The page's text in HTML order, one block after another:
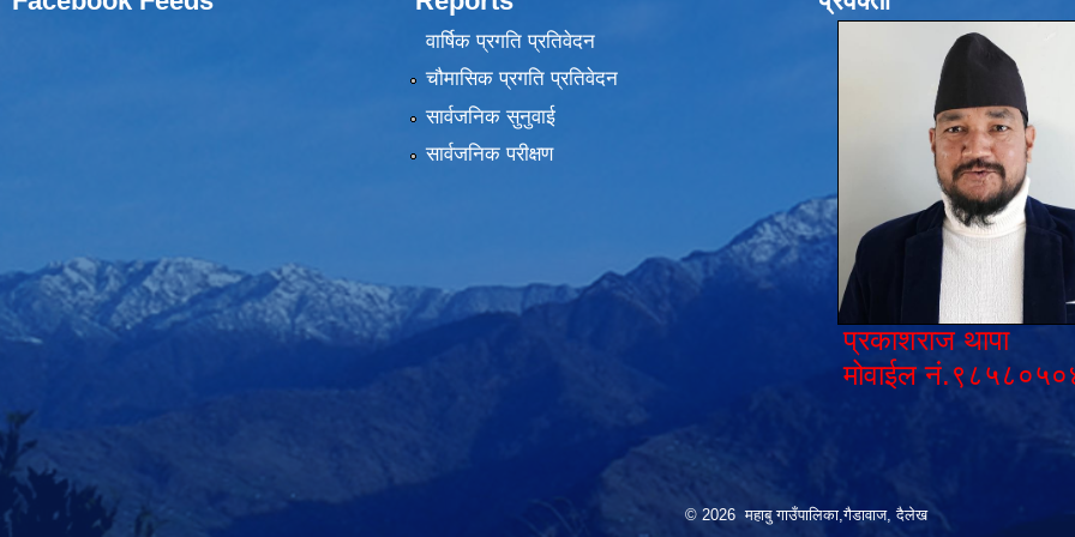
वार्षिक प्रगति प्रतिवेदन
चौमासिक प्रगति प्रतिवेदन
सार्वजनिक सुनुवाई
सार्वजनिक परीक्षण
प्रकाशराज थापा
मोवाईल
© 2026 महाबु गाउँपालिका,गैडावाज, दैलेख